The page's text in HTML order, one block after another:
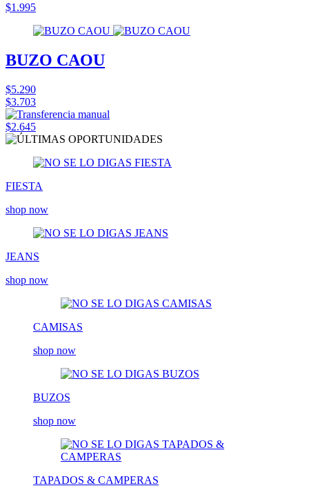
$1.995
BUZO CAOU
$5.290
$3.703
$2.645
FIESTA
shop now
JEANS
shop now
CAMISAS
shop now
BUZOS
shop now
TAPADOS & CAMPERAS